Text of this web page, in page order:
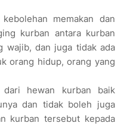
memakan dan
kurban antara kurban
wajib, dan juga tidak ada
orang hidup, orang yang
dari hewan kurban baik
dan tidak boleh juga
kurban tersebut kepada